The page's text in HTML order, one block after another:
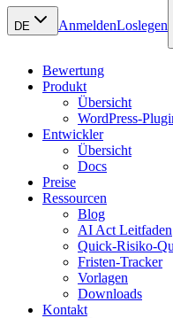
DE AnmeldenLoslegen
Bewertung
Produkt
Übersicht
WordPress-
Entwickler
Übersicht
Docs
Preise
Ressourcen
Blog
AI Act Leitfaden
Quick-Risiko-
Fristen-Tracker
Vorlagen
Downloads
Kontakt